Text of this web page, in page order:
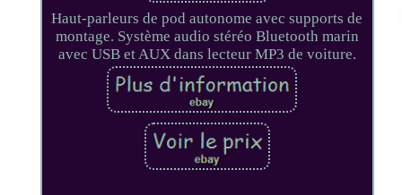
Haut-parleurs de pod autonome avec supports de
montage. Système audio stéréo Bluetooth marin
avec USB et AUX dans lecteur MP3 de voiture.